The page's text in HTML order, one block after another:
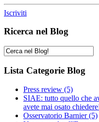
Iscriviti
Ricerca nel Blog
Lista Categorie Blog
Press review (5)
SIAE: tutto quello che
avete mai osato
Osservatorio Barnier(5)